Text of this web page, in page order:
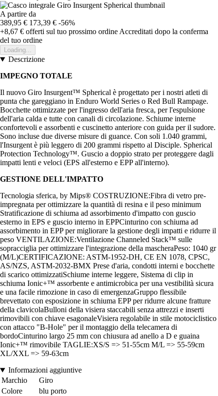
A partire da
389,95 € 173,39 € -56%
+8,67 € offerti sul tuo prossimo ordine Accreditati dopo la conferma
del tuo ordine
Loading...
Descrizione
IMPEGNO TOTALE
Il nuovo Giro Insurgent™ Spherical è progettato per i nostri atleti di
punta che gareggiano in Enduro World Series o Red Bull Rampage.
Bocchette ottimizzate per l'ingresso dell'aria fresca, per l'espulsione
dell'aria calda e tutte con canali di circolazione. Schiume interne
confortevoli e assorbenti e cuscinetto anteriore con guida per il sudore.
Sono incluse due diverse misure di guance. Con soli 1.040 grammi,
l'Insurgent è più leggero di 200 grammi rispetto al Disciple. Spherical
Protection Technology™. Guscio a doppio strato per proteggere dagli
impatti lenti e veloci (EPS all'esterno e EPP all'interno).
GESTIONE DELL'IMPATTO
Tecnologia sferica, by Mips® COSTRUZIONE:Fibra di vetro pre-
impregnata per ottimizzare la quantità di resina e il peso minimum
Stratificazione di schiuma ad assorbimento d'impatto con guscio
esterno in EPS e guscio interno in EPPCinturino con schiuma ad
assorbimento in EPP per migliorare la gestione degli impatti e ridurre il
peso VENTILAZIONE:Ventilazione Channeled Stack™ sulle
sopracciglia per ottimizzare l'integrazione della mascheraPeso: 1040 gr
(M/L)CERTIFICAZIONE: ASTM-1952-DH, CE EN 1078, CPSC,
AS/NZS, ASTM-2032-BMX Prese d'aria, condotti interni e bocchette
di scarico ottimizzatiSchiume interne leggere, Sistema di clip in
schiuma Ionic+™ assorbente e antimicrobica per una vestibilità sicura
e una facile rimozione in caso di emergenzaGruppo flessibile
brevettato con esposizione in schiuma EPP per ridurre alcune fratture
della clavicolaBulloni della visiera staccabili senza attrezzi e inserti
rimovibili con chiave esagonaleVisiera regolabile in stile motociclistico
con attacco "B-Hole" per il montaggio della telecamera di
bordoCinturino largo 25 mm con chiusura ad anello a D e guaina
Ionic+™ rimovibile TAGLIE:XS/S => 51-55cm M/L => 55-59cm
XL/XXL => 59-63cm
Informazioni aggiuntive
Marchio
Giro
Colore
blu porto